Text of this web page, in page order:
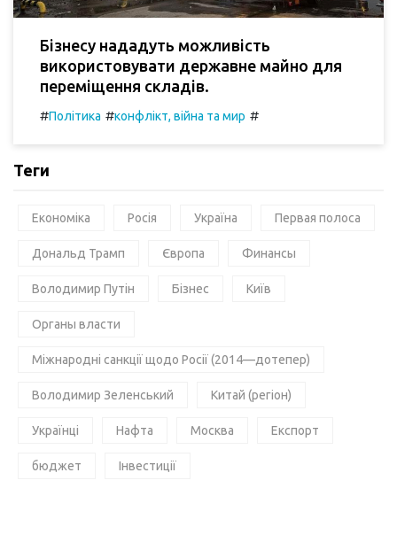
Бізнесу нададуть можливість
використовувати державне майно для
переміщення складів.
#Політика #конфлікт, війна та мир #
Теги
Економіка Росія Україна Первая полоса
Дональд Трамп Європа Финансы
Володимир Путін Бізнес Київ
Органы власти
Міжнародні санкції щодо Росії (2014—дотепер)
Володимир Зеленський Китай (регіон)
Українці Нафта Москва Експорт
бюджет Інвестиції